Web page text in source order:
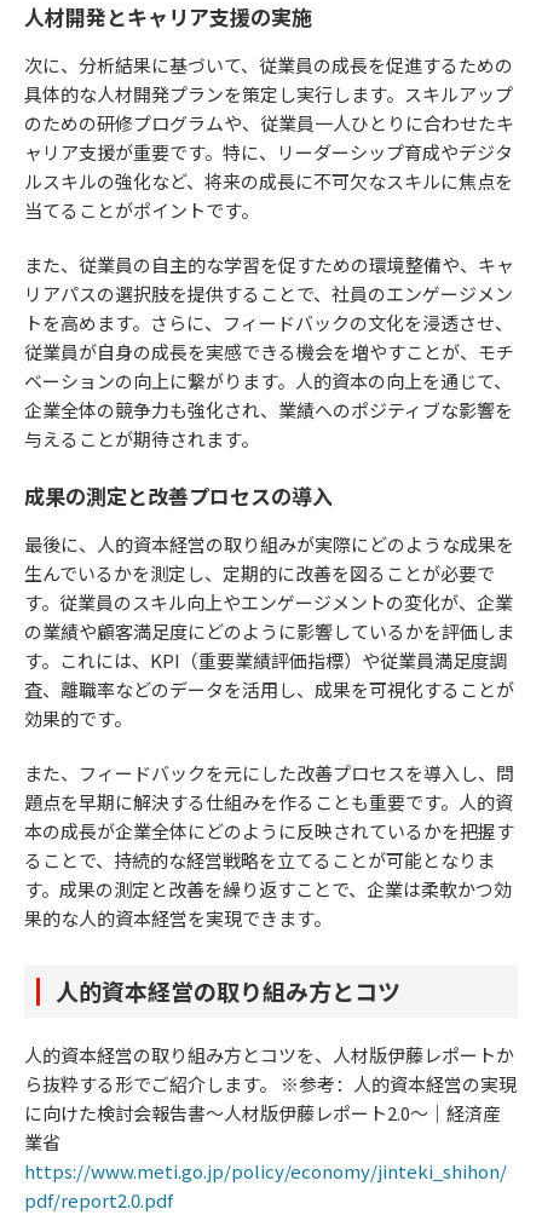
人材開発とキャリア支援の実施
次に、分析結果に基づいて、従業員の成長を促進するための
具体的な人材開発プランを策定し実行します。スキルアップ
のための研修プログラムや、従業員一人ひとりに合わせたキ
ャリア支援が重要です。特に、リーダーシップ育成やデジタ
ルスキルの強化など、将来の成長に不可欠なスキルに焦点を
当てることがポイントです。
また、従業員の自主的な学習を促すための環境整備や、キャ
リアパスの選択肢を提供することで、社員のエンゲージメン
トを高めます。さらに、フィードバックの文化を浸透させ、
従業員が自身の成長を実感できる機会を増やすことが、モチ
ベーションの向上に繋がります。人的資本の向上を通じて、
企業全体の競争力も強化され、業績へのポジティブな影響を
与えることが期待されます。
成果の測定と改善プロセスの導入
最後に、人的資本経営の取り組みが実際にどのような成果を
生んでいるかを測定し、定期的に改善を図ることが必要で
す。従業員のスキル向上やエンゲージメントの変化が、企業
の業績や顧客満足度にどのように影響しているかを評価しま
す。これには、KPI（重要業績評価指標）や従業員満足度調
査、離職率などのデータを活用し、成果を可視化することが
効果的です。
また、フィードバックを元にした改善プロセスを導入し、問
題点を早期に解決する仕組みを作ることも重要です。人的資
本の成長が企業全体にどのように反映されているかを把握す
ることで、持続的な経営戦略を立てることが可能となりま
す。成果の測定と改善を繰り返すことで、企業は柔軟かつ効
果的な人的資本経営を実現できます。
人的資本経営の取り組み方とコツ
人的資本経営の取り組み方とコツを、人材版伊藤レポートか
ら抜粋する形でご紹介します。 ※参考：人的資本経営の実現
に向けた検討会報告書～人材版伊藤レポート2.0～｜経済産
業省
https://www.meti.go.jp/policy/economy/jinteki_shihon/
pdf/report2.0.pdf